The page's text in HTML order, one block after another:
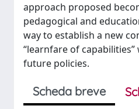
approach proposed
pedagogical and
way to establish a new
“learnfare of
future policies.
Scheda breve